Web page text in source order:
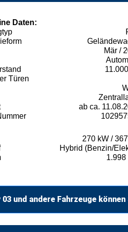
Daten:
Mär /
Türen
ab ca.
270 kW /
Hybrid (Benzin/
1.998
03 und andere Fahrzeuge